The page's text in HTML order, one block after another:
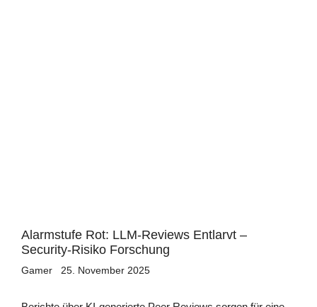
Alarmstufe Rot: LLM-Reviews Entlarvt –
Security-Risiko Forschung
Gamer 25. November 2025